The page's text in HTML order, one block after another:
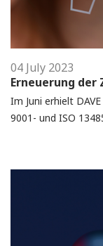
04 July 2023
Erneuerung
Im Juni erhielt
9001- und ISO